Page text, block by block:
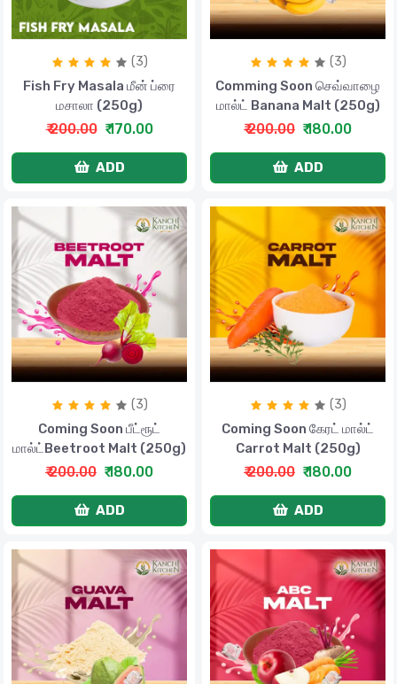
(3)
Fish Fry Masala மீன் ப்ரை
மசாலா (250g)
₹ 200.00 ₹ 170.00
ADD
(3)
Comming Soon செவ்வாழை
மால்ட் Banana Malt (250g)
₹ 200.00 ₹ 180.00
ADD
(3)
Coming Soon பீட்ரூட்
மால்ட்Beetroot Malt (250g)
₹ 200.00 ₹ 180.00
ADD
(3)
Coming Soon கேரட் மால்ட்
Carrot Malt (250g)
₹ 200.00 ₹ 180.00
ADD